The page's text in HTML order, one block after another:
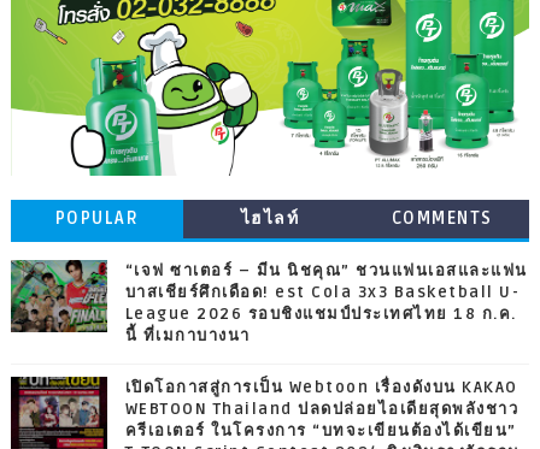
POPULAR ไฮไลท์ COMMENTS
“เจฟ ซาเตอร์ – มีน นิชคุณ” ชวนแฟนเอสและแฟน
บาสเชียร์ศึกเดือด! est Cola 3x3 Basketball U-
League 2026 รอบชิงแชมป์ประเทศไทย 18 ก.ค.
นี้ ที่เมกาบางนา
เปิดโอกาสสู่การเป็น Webtoon เรื่องดังบน KAKAO
WEBTOON Thailand ปลดปล่อยไอเดียสุดพลังชาว
ครีเอเตอร์ ในโครงการ “บทจะเขียนต้องได้เขียน”